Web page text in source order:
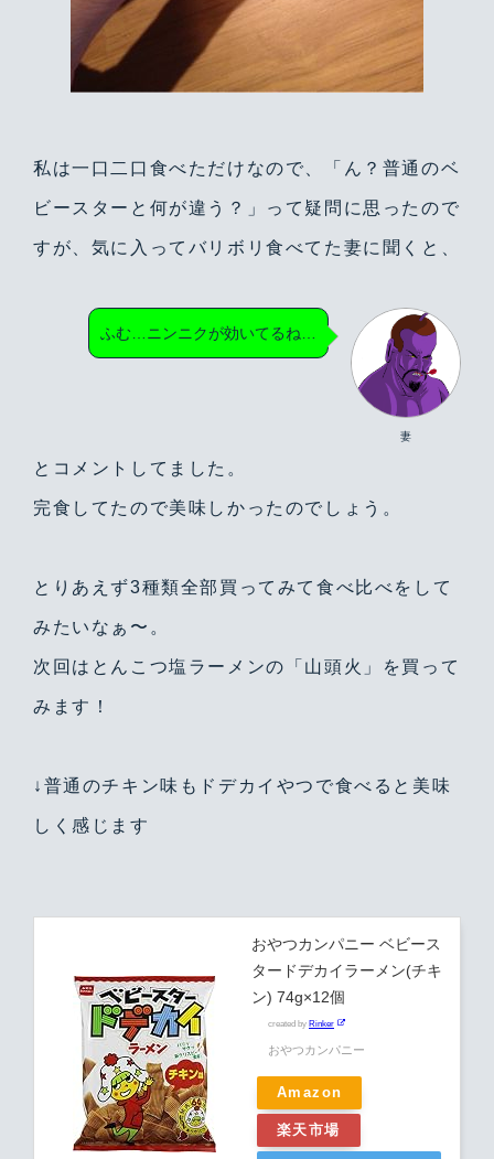
私は一口二口食べただけなので、「ん？普通のベ
ビースターと何が違う？」って疑問に思ったので
すが、気に入ってバリボリ食べてた妻に聞くと、
妻
ふむ…ニンニクが効いてるね…
とコメントしてました。
完食してたので美味しかったのでしょう。
とりあえず3種類全部買ってみて食べ比べをして
みたいなぁ〜。
次回はとんこつ塩ラーメンの「山頭火」を買って
みます！
↓普通のチキン味もドデカイやつで食べると美味
しく感じます
おやつカンパニー ベビース
タードデカイラーメン(チキ
ン) 74g×12個
created by Rinker
おやつカンパニー
Amazon
楽天市場
/home/yutastmf/yutas.net/public_html/wp/wp-content/themes/yutas2018/include/nav.php